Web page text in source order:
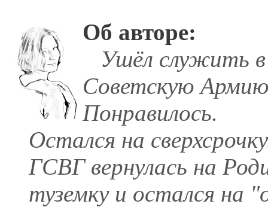
Об авторе:
Ушёл служить в
Советскую
Понравилось.
Остался на
ГСВГ вернулась на
туземку и остался на